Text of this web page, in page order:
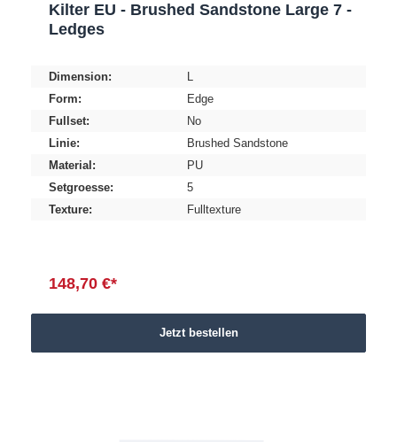
Kilter EU - Brushed Sandstone Large 7 -
Ledges
Dimension:
L
Form:
Edge
Fullset:
No
Linie:
Brushed Sandstone
Material:
PU
Setgroesse:
5
Texture:
Fulltexture
148,70 €*
Jetzt bestellen